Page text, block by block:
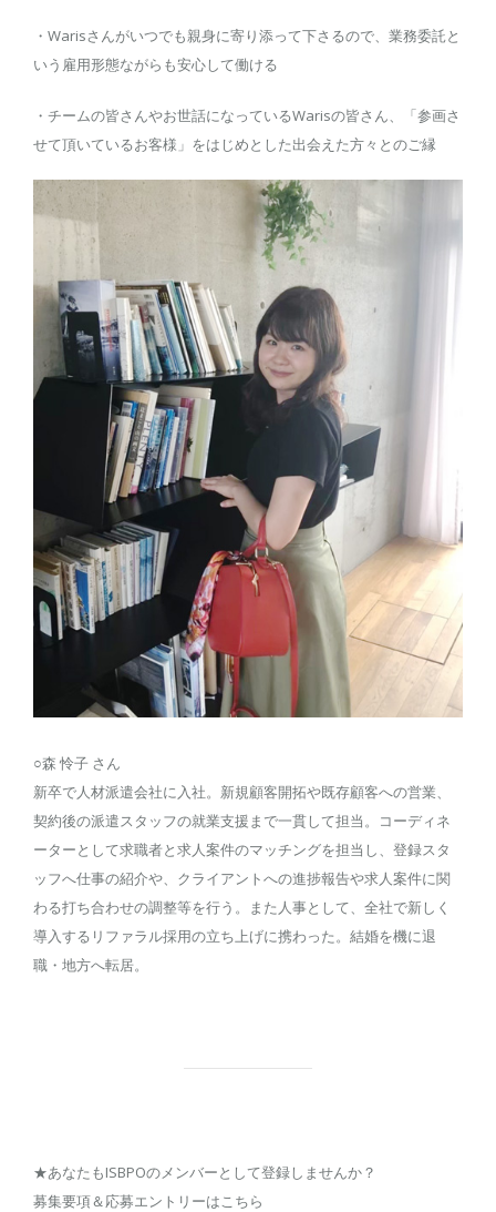
・Warisさんがいつでも親身に寄り添って下さるので、業務委託と
いう雇用形態ながらも安心して働ける
・チームの皆さんやお世話になっているWarisの皆さん、「参画さ
せて頂いているお客様」をはじめとした出会えた方々とのご縁
○森 怜子 さん
新卒で人材派遣会社に入社。新規顧客開拓や既存顧客への営業、
契約後の派遣スタッフの就業支援まで一貫して担当。コーディネ
ーターとして求職者と求人案件のマッチングを担当し、登録スタ
ッフへ仕事の紹介や、クライアントへの進捗報告や求人案件に関
わる打ち合わせの調整等を行う。また人事として、全社で新しく
導入するリファラル採用の立ち上げに携わった。結婚を機に退
職・地方へ転居。
★あなたもISBPOのメンバーとして登録しませんか？
募集要項＆応募エントリーはこちら